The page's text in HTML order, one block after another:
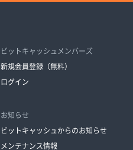
ビットキャッシュメンバーズ
新規会員登録（無料）
ログイン
お知らせ
ビットキャッシュからのお知らせ
メンテナンス情報